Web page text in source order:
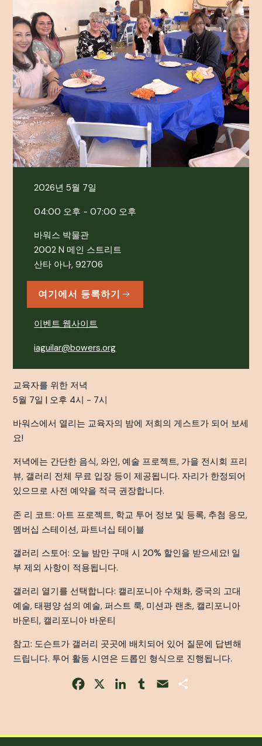
2026년 5월 7일
04:00 오후 - 07:00 오후
바워스 박물관
2002 N 메인 스트리트
산타 아나, 92706
여기에서 등록하기
이벤트 웹사이트
iaguilar@bowers.org
교육자를 위한 저녁
5월 7일 | 오후 4시 - 7시
바워스에서 열리는 교육자의 밤에 저희의 게스트가 되어 보세
요!
저녁에는 간단한 음식, 와인, 예술 프로젝트, 가을 전시회 프리
뷰, 갤러리 전체 무료 입장 등이 제공됩니다. 자리가 한정되어
있으므로 사전 예약을 적극 권장합니다.
존 리 코트: 아트 프로젝트, 학교 투어 정보 및 등록, 추첨 응모,
멤버십 스테이션, 파트너십 테이블
갤러리 스토어: 오늘 밤만 구매 시 20% 할인을 받으세요! 일
부 제외 사항이 적용됩니다.
갤러리 열기를 선택합니다: 캘리포니아 수채화, 중국의 고대
예술, 태평양 섬의 예술, 퍼스트 룩, 미션과 랜초, 캘리포니아
바운티, 캘리포니아 바운티
참고: 도슨트가 갤러리 곳곳에 배치되어 있어 질문에 답변해
드립니다. 투어 활동 시연은 드롭인 형식으로 진행됩니다.
Facebook LinkedInTumblrEmail